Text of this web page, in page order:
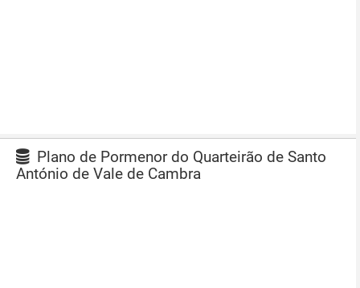
Plano de Pormenor do Quarteirão de Santo
António de Vale de Cambra